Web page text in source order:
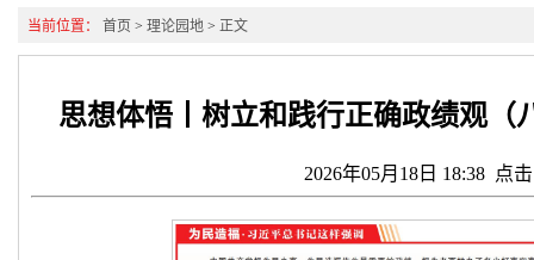
当前位置： 首页 > 理论园地 > 正文
思想体悟丨树立和践行正确政绩观（
2026年05月18日 18:38 点